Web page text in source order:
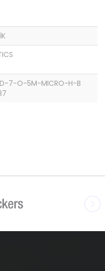
D-7-O-5M-MICRO-H-B